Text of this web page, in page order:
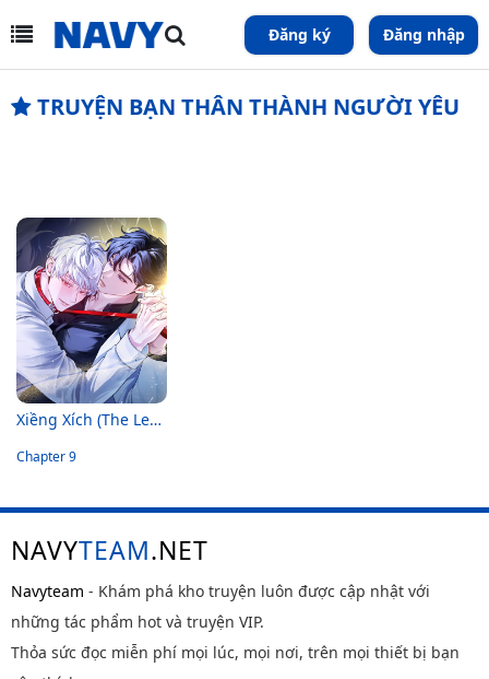
Đăng ký Đăng nhập
TRUYỆN ​BẠN THÂN THÀNH NGƯỜI YÊU
Xiềng Xích (The Leashed)
Chapter 9
NAVYTEAM.NET
Navyteam - Khám phá kho truyện luôn được cập nhật với
những tác phẩm hot và truyện VIP.
Thỏa sức đọc miễn phí mọi lúc, mọi nơi, trên mọi thiết bị bạn